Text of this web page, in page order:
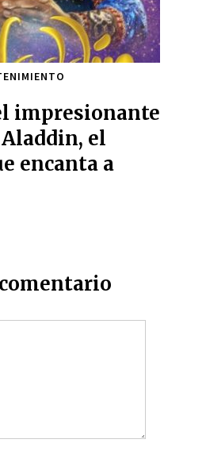
impresionante
el
encanta a